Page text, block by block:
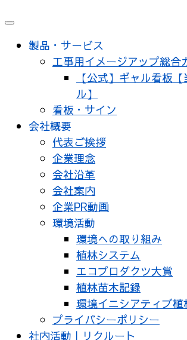
製品・サービス
工事用イメージアップ総合
【公式】ギャル看板
ル】
看板・サイン
会社概要
代表ご挨拶
企業理念
会社沿革
会社案内
企業PR動画
環境活動
環境への取り組み
植林システム
エコプロダクツ大賞
植林苗木記録
環境イニシアティブ植
プライバシーポリシー
社内活動｜リクルート